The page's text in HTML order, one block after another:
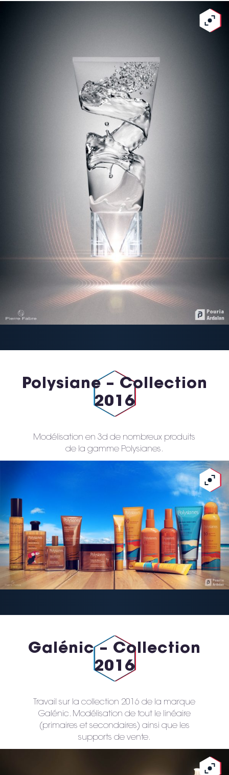
Polysiane – Collection
2016
Modélisation en 3d de nombreux produits
de la gamme Polysianes.
Galénic – Collection
2016
Travail sur la collection 2016 de la marque
Galénic. Modélisation de tout le linéaire
(primaires et secondaires) ainsi que les
supports de vente.